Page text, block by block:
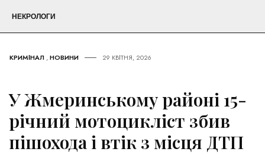
НЕКРОЛОГИ
КРИМІНАЛ ,НОВИНИ 29 КВІТНЯ, 2026
У Жмеринському районі 15-
річний мотоцикліст збив
пішохода і втік з місця ДТП